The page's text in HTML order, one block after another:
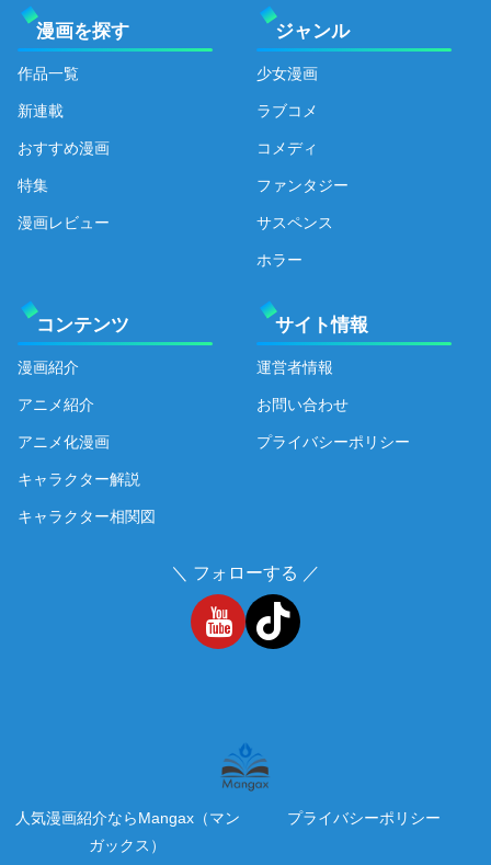
漫画を探す
作品一覧
新連載
おすすめ漫画
特集
漫画レビュー
ジャンル
少女漫画
ラブコメ
コメディ
ファンタジー
サスペンス
ホラー
コンテンツ
漫画紹介
アニメ紹介
アニメ化漫画
キャラクター解説
キャラクター相関図
サイト情報
運営者情報
お問い合わせ
プライバシーポリシー
＼ フォローする ／
人気漫画紹介ならMangax（マン
ガックス）
プライバシーポリシー